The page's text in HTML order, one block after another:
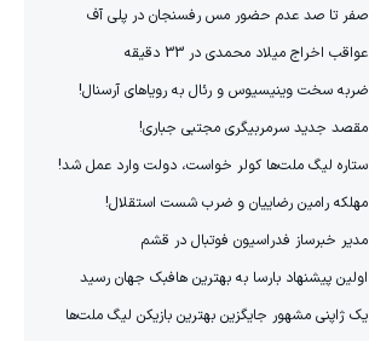
صفر تا صد عدم حضور مس رفسنجان در پلی آف
عواقب اخراج میلاد محمدی در 33 دقیقه
ضربه سخت وینیسیوس و رئال به رویاهای آرسنال!
مقصد جدید سرمربیگری مجتبی جباری!
ستاره لیگ ملت‌ها کولر خواست، دولت وارد عمل شد!
مهلکه رامین رضاییان و ضرب شست استقلال!
مدیر خبرساز فدراسیون فوتبال در قشم
اولین پیشنهاد بارسا به بهترین هافبک جهان رسید
یک ژاپنی مشهور جایگزین بهترین بازیکن لیگ ملت‌ها